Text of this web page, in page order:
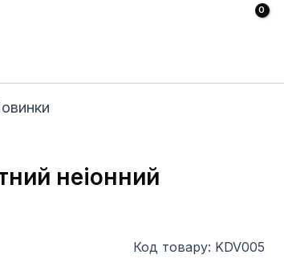
Код товару: KDV005
неіонний